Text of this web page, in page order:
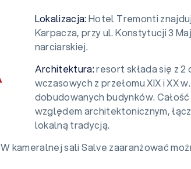
Lokalizacja:Hotel Tremonti
Karpacza, przy ul. Konstytucji 3
narciarskiej.
Architektura:resort składa się z
wczasowych z przełomu XIX i XX
dobudowanych budynków.
względem architektonicznym,
lokalną tradycją.
W kameralnej sali Salve zaaranżować